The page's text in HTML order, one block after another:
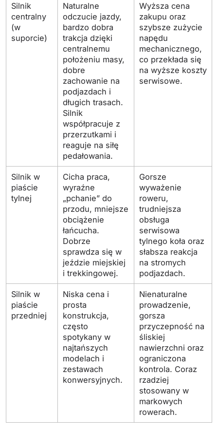
Silnik
centralny
(w
suporcie)
Naturalne
odczucie jazdy,
bardzo dobra
trakcja dzięki
centralnemu
położeniu masy,
dobre
zachowanie na
podjazdach i
długich trasach.
Silnik
współpracuje z
przerzutkami i
reaguje na siłę
pedałowania.
Wyższa cena
zakupu oraz
szybsze zużycie
napędu
mechanicznego,
co przekłada się
na wyższe koszty
serwisowe.
Silnik w
piaście
tylnej
Cicha praca,
wyraźne
„pchanie” do
przodu, mniejsze
obciążenie
łańcucha.
Dobrze
sprawdza się w
jeździe miejskiej
i trekkingowej.
Gorsze
wyważenie
roweru,
trudniejsza
obsługa
serwisowa
tylnego koła oraz
słabsza reakcja
na stromych
podjazdach.
Silnik w
piaście
przedniej
Niska cena i
prosta
konstrukcja,
często
spotykany w
najtańszych
modelach i
zestawach
konwersyjnych.
Nienaturalne
prowadzenie,
gorsza
przyczepność na
śliskiej
nawierzchni oraz
ograniczona
kontrola. Coraz
rzadziej
stosowany w
markowych
rowerach.